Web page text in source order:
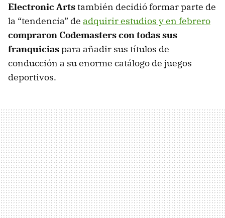
Electronic Artstambién decidió formar parte de
la “tendencia” de adquirir estudios y en febrero
compraron Codemasters con todas sus
franquiciaspara añadir sus títulos de
conducción a su enorme catálogo de juegos
deportivos.